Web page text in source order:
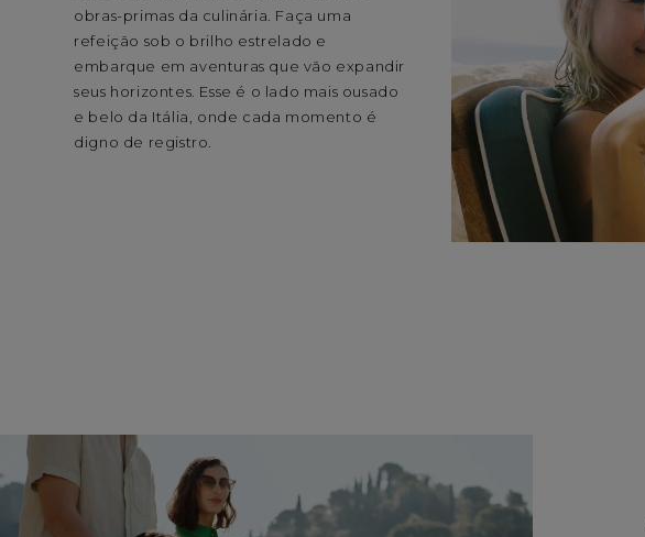
obras-primas da culinária. Faça uma
refeição sob o brilho estrelado e
embarque em aventuras que vão expandir
seus horizontes. Esse é o lado mais ousado
e belo da Itália, onde cada momento é
digno de registro.